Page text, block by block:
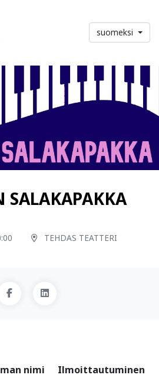
suomeksi
SALAKAPAKKA
TEHDAS TEATTERI
nimi
Ilmoittautuminen